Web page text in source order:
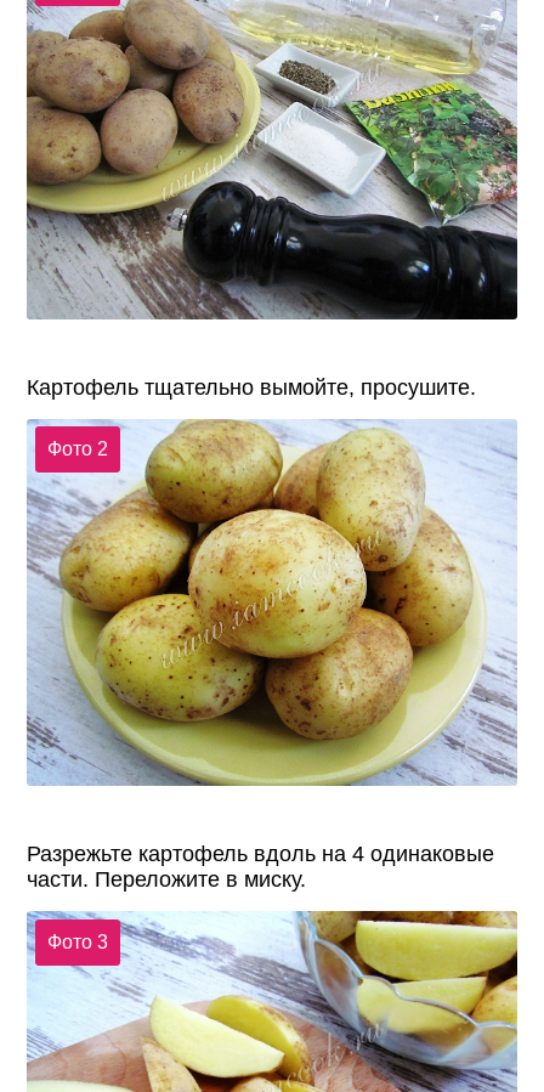
Картофель тщательно вымойте, просушите.
Фото 2
Разрежьте картофель вдоль на 4 одинаковые
части. Переложите в миску.
Фото 3